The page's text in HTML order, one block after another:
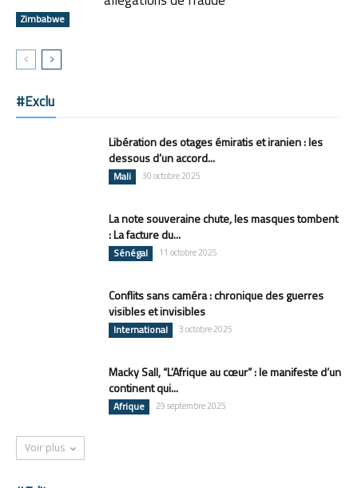
Zimbabwe
#Exclu
Libération des otages émiratis et iranien : les
dessous d’un accord...
Mali 30 octobre 2025
La note souveraine chute, les masques tombent
: La facture du...
Sénégal 11 octobre 2025
Conflits sans caméra : chronique des guerres
visibles et invisibles
International 3 octobre 2025
Macky Sall, “L’Afrique au cœur” : le manifeste d’un
continent qui...
Afrique 29 septembre 2025
Voir plus